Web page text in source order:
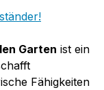
Garten ist ein
Fähigkeiten